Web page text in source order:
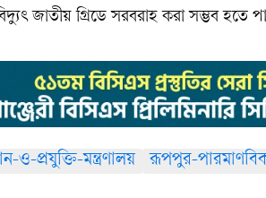
জাতীয় গ্রিডে সরবরাহ করা সম্ভব হতে
ও-প্রযুক্তি-মন্ত্রণালয় রূপপুর-